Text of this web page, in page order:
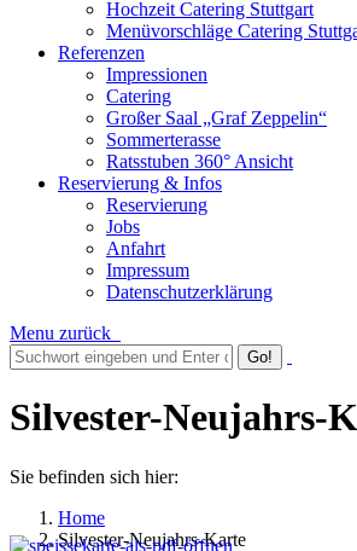
Hochzeit Catering Stuttgart
Menüvorschläge Catering
Referenzen
Impressionen
Catering
Großer Saal „Graf Zeppelin“
Sommerterasse
Ratsstuben 360° Ansicht
Reservierung & Infos
Reservierung
Jobs
Anfahrt
Impressum
Datenschutzerklärung
Menu zurück
Silvester-Neujahrs-
Sie befinden sich hier:
Home
Silvester-Neujahrs-Karte